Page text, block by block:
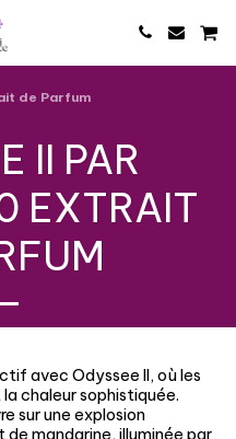
de Parfum
II PAR
EXTRAIT
avec Odyssee II, où les
chaleur sophistiquée.
sur une explosion
mandarine, illuminée par